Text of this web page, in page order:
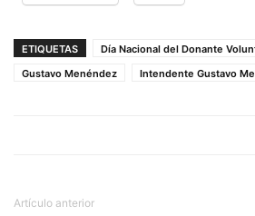
ETIQUETAS
Día Nacional del Donante
Gustavo Menéndez
Intendente Gustavo
Artículo anterior